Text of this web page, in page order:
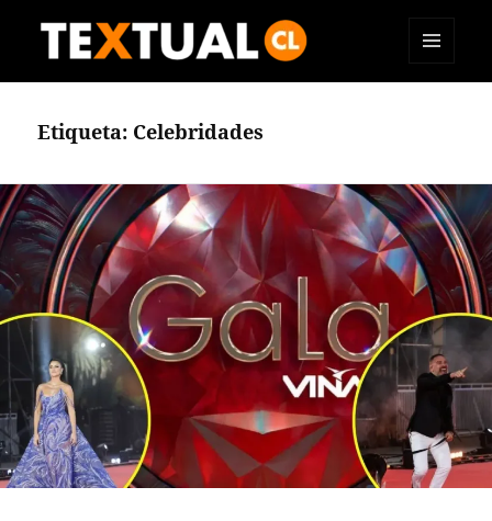
Etiqueta: Celebridades